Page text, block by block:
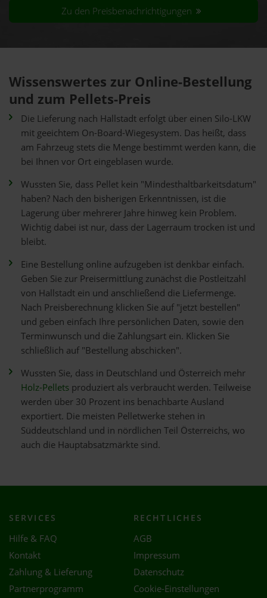
Zu den Preisbenachrichtigungen
Wissenswertes zur Online-Bestellung
und zum Pellets-Preis
Die Lieferung nach Hallstadt erfolgt über einen Silo-LKW
mit geeichtem On-Board-Wiegesystem. Das heißt, dass
am Fahrzeug stets die Menge bestimmt werden kann, die
bei Ihnen vor Ort eingeblasen wurde.
Wussten Sie, dass Pellet kein "Mindesthaltbarkeitsdatum"
haben? Nach den bisherigen Erkenntnissen, ist die
Lagerung über mehrerer Jahre hinweg kein Problem.
Wichtig dabei ist nur, dass der Lagerraum trocken ist und
bleibt.
Eine Bestellung online aufzugeben ist denkbar einfach.
Geben Sie zur Preisermittlung zunächst die Postleitzahl
von Hallstadt ein und anschließend die Liefermenge.
Nach Preisberechnung klicken Sie auf "jetzt bestellen"
und geben einfach Ihre persönlichen Daten, sowie den
Terminwunsch und die Zahlungsart ein. Klicken Sie
schließlich auf "Bestellung abschicken".
Wussten Sie, dass in Deutschland und Österreich mehr
Holz-Pellets produziert als verbraucht werden. Teilweise
werden über 30 Prozent ins benachbarte Ausland
exportiert. Die meisten Pelletwerke stehen in
Süddeutschland und in nördlichen Teil Österreichs, wo
auch die Hauptabsatzmärkte sind.
SERVICES
Hilfe & FAQ
Kontakt
Zahlung & Lieferung
Partnerprogramm
RECHTLICHES
AGB
Impressum
Datenschutz
Cookie-Einstellungen